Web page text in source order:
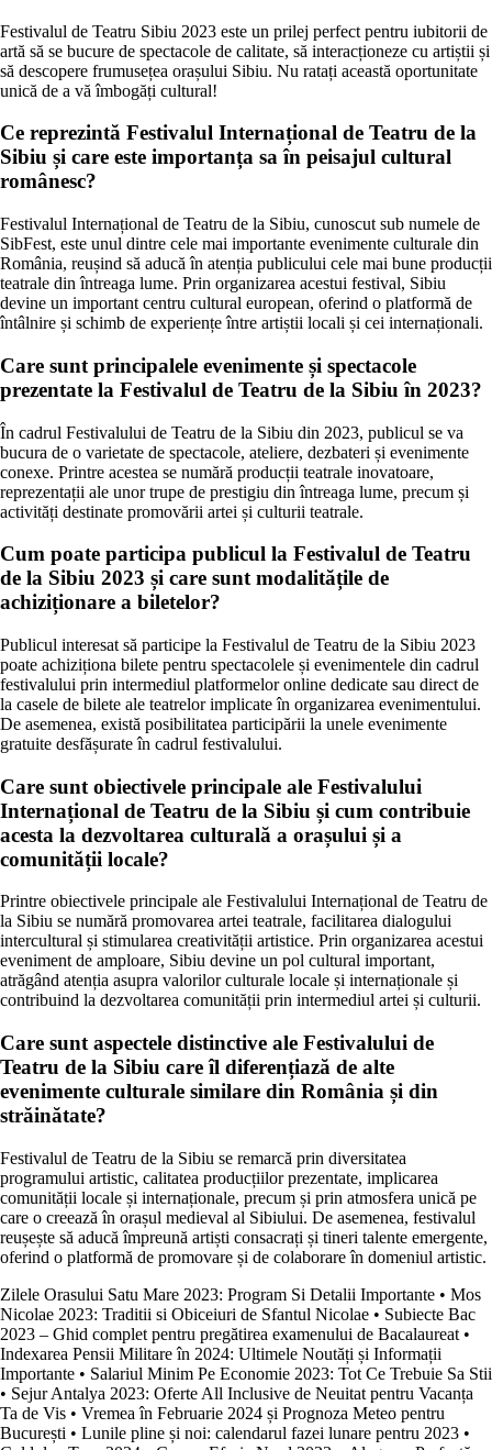
Festivalul de Teatru Sibiu 2023 este un prilej perfect pentru iubitorii de
artă să se bucure de spectacole de calitate, să interacționeze cu artiștii și
să descopere frumusețea orașului Sibiu. Nu ratați această oportunitate
unică de a vă îmbogăți cultural!
Ce reprezintă Festivalul Internațional de Teatru de la
Sibiu și care este importanța sa în peisajul cultural
românesc?
Festivalul Internațional de Teatru de la Sibiu, cunoscut sub numele de
SibFest, este unul dintre cele mai importante evenimente culturale din
România, reușind să aducă în atenția publicului cele mai bune producții
teatrale din întreaga lume. Prin organizarea acestui festival, Sibiu
devine un important centru cultural european, oferind o platformă de
întâlnire și schimb de experiențe între artiștii locali și cei internaționali.
Care sunt principalele evenimente și spectacole
prezentate la Festivalul de Teatru de la Sibiu în 2023?
În cadrul Festivalului de Teatru de la Sibiu din 2023, publicul se va
bucura de o varietate de spectacole, ateliere, dezbateri și evenimente
conexe. Printre acestea se numără producții teatrale inovatoare,
reprezentații ale unor trupe de prestigiu din întreaga lume, precum și
activități destinate promovării artei și culturii teatrale.
Cum poate participa publicul la Festivalul de Teatru
de la Sibiu 2023 și care sunt modalitățile de
achiziționare a biletelor?
Publicul interesat să participe la Festivalul de Teatru de la Sibiu 2023
poate achiziționa bilete pentru spectacolele și evenimentele din cadrul
festivalului prin intermediul platformelor online dedicate sau direct de
la casele de bilete ale teatrelor implicate în organizarea evenimentului.
De asemenea, există posibilitatea participării la unele evenimente
gratuite desfășurate în cadrul festivalului.
Care sunt obiectivele principale ale Festivalului
Internațional de Teatru de la Sibiu și cum contribuie
acesta la dezvoltarea culturală a orașului și a
comunității locale?
Printre obiectivele principale ale Festivalului Internațional de Teatru de
la Sibiu se numără promovarea artei teatrale, facilitarea dialogului
intercultural și stimularea creativității artistice. Prin organizarea acestui
eveniment de amploare, Sibiu devine un pol cultural important,
atrăgând atenția asupra valorilor culturale locale și internaționale și
contribuind la dezvoltarea comunității prin intermediul artei și culturii.
Care sunt aspectele distinctive ale Festivalului de
Teatru de la Sibiu care îl diferențiază de alte
evenimente culturale similare din România și din
străinătate?
Festivalul de Teatru de la Sibiu se remarcă prin diversitatea
programului artistic, calitatea producțiilor prezentate, implicarea
comunității locale și internaționale, precum și prin atmosfera unică pe
care o creează în orașul medieval al Sibiului. De asemenea, festivalul
reușește să aducă împreună artiști consacrați și tineri talente emergente,
oferind o platformă de promovare și de colaborare în domeniul artistic.
Zilele Orasului Satu Mare 2023: Program Si Detalii Importante • Mos
Nicolae 2023: Traditii si Obiceiuri de Sfantul Nicolae • Subiecte Bac
2023 – Ghid complet pentru pregătirea examenului de Bacalaureat •
Indexarea Pensii Militare în 2024: Ultimele Noutăți și Informații
Importante • Salariul Minim Pe Economie 2023: Tot Ce Trebuie Sa Stii
• Sejur Antalya 2023: Oferte All Inclusive de Neuitat pentru Vacanța
Ta de Vis • Vremea în Februarie 2024 și Prognoza Meteo pentru
București • Lunile pline și noi: calendarul fazei lunare pentru 2023 •